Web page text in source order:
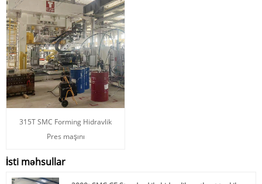
315T SMC Forming Hidravlik
Pres maşını
İsti məhsullar